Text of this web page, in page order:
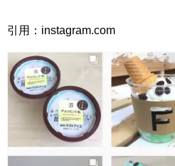
引用：instagram.com